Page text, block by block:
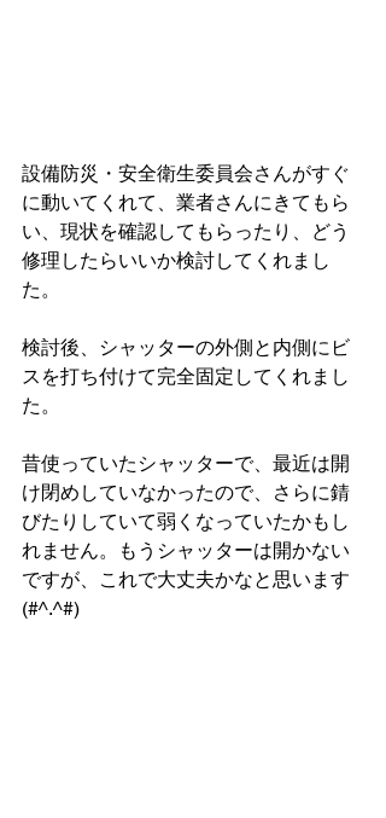
設備防災・安全衛生委員会さんがすぐ
に動いてくれて、業者さんにきてもら
い、現状を確認してもらったり、どう
修理したらいいか検討してくれまし
た。
検討後、シャッターの外側と内側にビ
スを打ち付けて完全固定してくれまし
た。
昔使っていたシャッターで、最近は開
け閉めしていなかったので、さらに錆
びたりしていて弱くなっていたかもし
れません。もうシャッターは開かない
ですが、これで大丈夫かなと思います
(#^.^#)